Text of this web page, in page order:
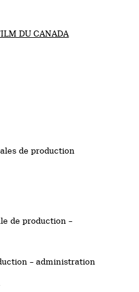
DU CANADA
de production
de production –
– administration